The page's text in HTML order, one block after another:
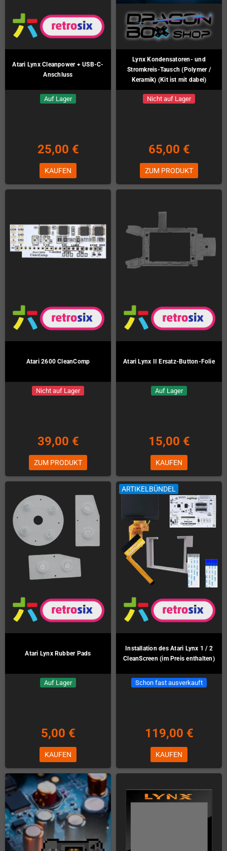
Atari Lynx Cleanpower + USB-C-
Anschluss
Auf Lager
25,00 €
KAUFEN
Lynx Kondensatoren- und
Stromkreis-Tausch (Polymer /
Keramik) (Kit ist mit dabei)
Nicht auf Lager
65,00 €
ZUM PRODUKT
Atari 2600 CleanComp
Nicht auf Lager
39,00 €
ZUM PRODUKT
Atari Lynx II Ersatz-Button-Folie
Auf Lager
15,00 €
KAUFEN
Atari Lynx Rubber Pads
Auf Lager
5,00 €
KAUFEN
ARTIKELBÜNDEL
Installation des Atari Lynx 1 / 2
CleanScreen (im Preis enthalten)
Schon fast ausverkauft
119,00 €
KAUFEN